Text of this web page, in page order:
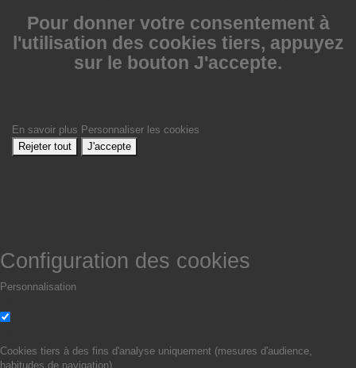
Pour donner votre consentement à
l'utilisation des cookies tiers, appuyez
sur le bouton J'accepte.
En savoir plus Personnaliser les cookies
Rejeter tout
J'accepte
Configuration des cookies
Personnalisation
Cookies tiers à des fins d'analyse uniquement (mesures d'audience,
habitudes de navigation).